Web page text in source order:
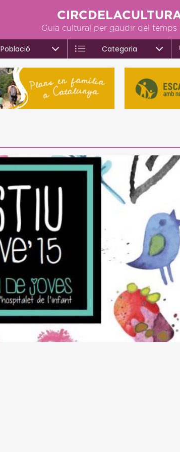
Guia cultural per gaudir del temps
Població Categoria